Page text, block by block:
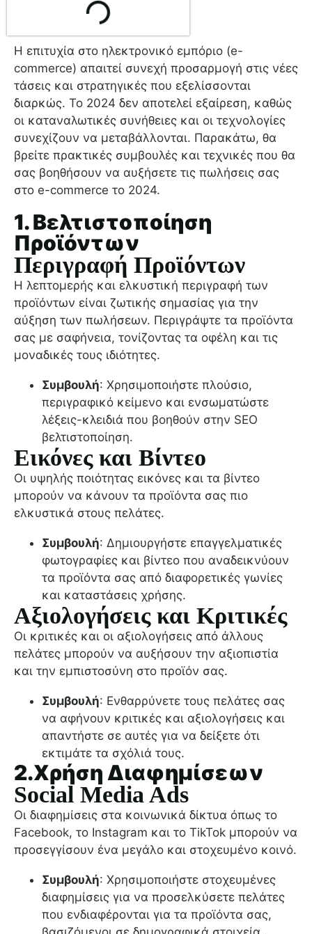
Η επιτυχία στο ηλεκτρονικό εμπόριο (e-
commerce) απαιτεί συνεχή προσαρμογή στις νέες
τάσεις και στρατηγικές που εξελίσσονται
διαρκώς. Το 2024 δεν αποτελεί εξαίρεση, καθώς
οι καταναλωτικές συνήθειες και οι τεχνολογίες
συνεχίζουν να μεταβάλλονται. Παρακάτω, θα
βρείτε πρακτικές συμβουλές και τεχνικές που θα
σας βοηθήσουν να αυξήσετε τις πωλήσεις σας
στο e-commerce το 2024.
1. Βελτιστοποίηση
Προϊόντων
Περιγραφή Προϊόντων
Η λεπτομερής και ελκυστική περιγραφή των
προϊόντων είναι ζωτικής σημασίας για την
αύξηση των πωλήσεων. Περιγράψτε τα προϊόντα
σας με σαφήνεια, τονίζοντας τα οφέλη και τις
μοναδικές τους ιδιότητες.
Συμβουλή: Χρησιμοποιήστε πλούσιο,
περιγραφικό κείμενο και ενσωματώστε
λέξεις-κλειδιά που βοηθούν στην SEO
βελτιστοποίηση.
Εικόνες και Βίντεο
Οι υψηλής ποιότητας εικόνες και τα βίντεο
μπορούν να κάνουν τα προϊόντα σας πιο
ελκυστικά στους πελάτες.
Συμβουλή: Δημιουργήστε επαγγελματικές
φωτογραφίες και βίντεο που αναδεικνύουν
τα προϊόντα σας από διαφορετικές γωνίες
και καταστάσεις χρήσης.
Αξιολογήσεις και Κριτικές
Οι κριτικές και οι αξιολογήσεις από άλλους
πελάτες μπορούν να αυξήσουν την αξιοπιστία
και την εμπιστοσύνη στο προϊόν σας.
Συμβουλή: Ενθαρρύνετε τους πελάτες σας
να αφήνουν κριτικές και αξιολογήσεις και
απαντήστε σε αυτές για να δείξετε ότι
εκτιμάτε τα σχόλιά τους.
2.Χρήση Διαφημίσεων
Social Media Ads
Οι διαφημίσεις στα κοινωνικά δίκτυα όπως το
Facebook, το Instagram και το TikTok μπορούν να
προσεγγίσουν ένα μεγάλο και στοχευμένο κοινό.
Συμβουλή: Χρησιμοποιήστε στοχευμένες
διαφημίσεις για να προσελκύσετε πελάτες
που ενδιαφέρονται για τα προϊόντα σας,